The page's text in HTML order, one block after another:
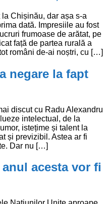
Chișinău, dar așa s-a
dată. Impresiile au fost
frumoase de arătat, pe
față de partea rurală a
români de-ai noștri, cu […]
negare la fapt
discut cu Radu Alexandru
intelectual, de la
istețime și talent la
și previzibil. Astea ar fi
Dar nu […]
acesta vor fi